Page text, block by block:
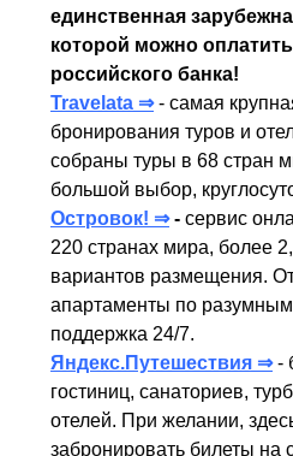
единственная
которой можно
российского банка!
Travelata ⇒ - самая
бронирования туров и
собраны туры в 68 стран
большой выбор,
Островок! ⇒- сервис
220 странах мира, более
вариантов размещения.
апартаменты по
поддержка 24/7.
Яндекс.Путешествия ⇒-
гостиниц, санаториев,
отелей. При желании,
забронировать билеты на